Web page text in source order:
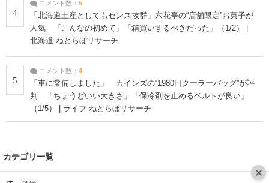
4
コメント数： 5
「北海道土産としてもセンス抜群」六花亭の“店舗限定”お菓子が
人気 「こんなの初めて」「箱買いするべきだった」（1/2） |
北海道 ねとらぼリサーチ
5
コメント数： 4
「車に常備しました」 カインズの“1980円クーラーバッグ”が評
判 「ちょうどいい大きさ」「保冷剤を止めるベルトが良い」
（1/5） | ライフ ねとらぼリサーチ
カテゴリ一覧